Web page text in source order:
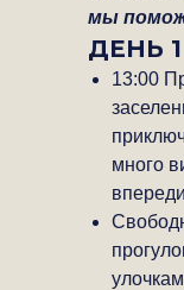
мы
ДЕНЬ
13:00
много